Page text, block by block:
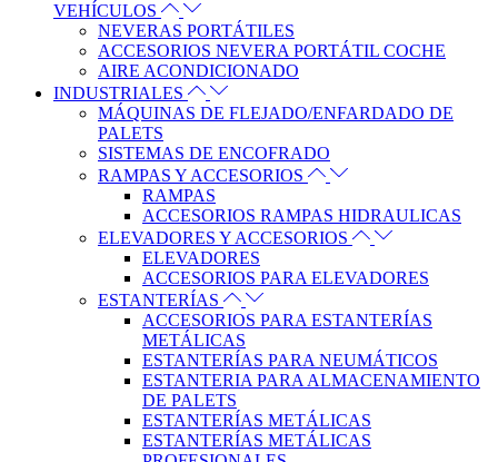
VEHÍCULOS
NEVERAS PORTÁTILES
ACCESORIOS NEVERA PORTÁTIL COCHE
AIRE ACONDICIONADO
INDUSTRIALES
MÁQUINAS DE FLEJADO/ENFARDADO DE
PALETS
SISTEMAS DE ENCOFRADO
RAMPAS Y ACCESORIOS
RAMPAS
ACCESORIOS RAMPAS HIDRAULICAS
ELEVADORES Y ACCESORIOS
ELEVADORES
ACCESORIOS PARA ELEVADORES
ESTANTERÍAS
ACCESORIOS PARA ESTANTERÍAS
METÁLICAS
ESTANTERÍAS PARA NEUMÁTICOS
ESTANTERIA PARA ALMACENAMIENTO
DE PALETS
ESTANTERÍAS METÁLICAS
ESTANTERÍAS METÁLICAS